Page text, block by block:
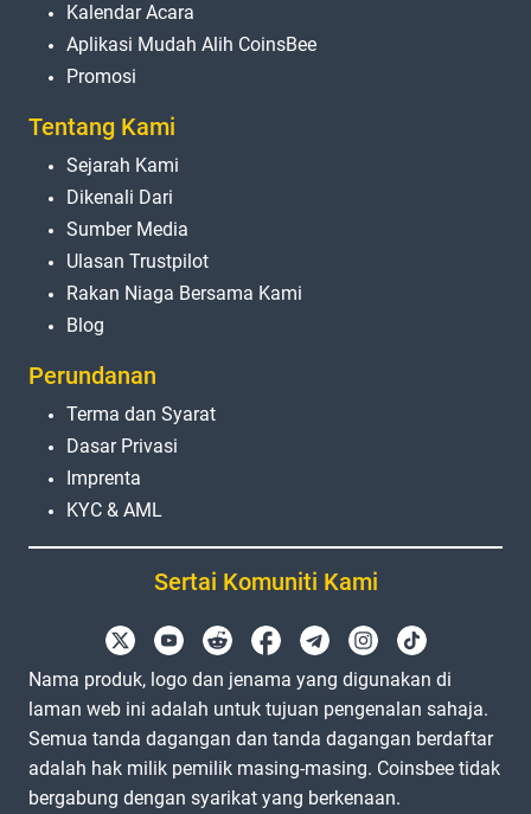
Kalendar Acara
Aplikasi Mudah Alih CoinsBee
Promosi
Tentang Kami
Sejarah Kami
Dikenali Dari
Sumber Media
Ulasan Trustpilot
Rakan Niaga Bersama Kami
Blog
Perundanan
Terma dan Syarat
Dasar Privasi
Imprenta
KYC & AML
Sertai Komuniti Kami
Nama produk, logo dan jenama yang digunakan di
laman web ini adalah untuk tujuan pengenalan sahaja.
Semua tanda dagangan dan tanda dagangan berdaftar
adalah hak milik pemilik masing-masing. Coinsbee tidak
bergabung dengan syarikat yang berkenaan.